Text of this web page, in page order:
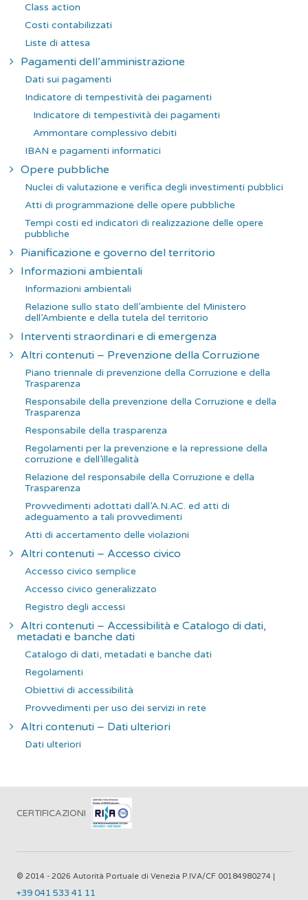
Class action
Costi contabilizzati
Liste di attesa
Pagamenti dell’amministrazione
Dati sui pagamenti
Indicatore di tempestività dei pagamenti
Indicatore di tempestività dei pagamenti
Ammontare complessivo debiti
IBAN e pagamenti informatici
Opere pubbliche
Nuclei di valutazione e verifica degli investimenti pubblici
Atti di programmazione delle opere pubbliche
Tempi costi ed indicatori di realizzazione delle opere
pubbliche
Pianificazione e governo del territorio
Informazioni ambientali
Informazioni ambientali
Relazione sullo stato dell’ambiente del Ministero
dell’Ambiente e della tutela del territorio
Interventi straordinari e di emergenza
Altri contenuti – Prevenzione della Corruzione
Piano triennale di prevenzione della Corruzione e della
Trasparenza
Responsabile della prevenzione della Corruzione e della
Trasparenza
Responsabile della trasparenza
Regolamenti per la prevenzione e la repressione della
corruzione e dell’illegalità
Relazione del responsabile della Corruzione e della
Trasparenza
Provvedimenti adottati dall’A.N.AC. ed atti di
adeguamento a tali provvedimenti
Atti di accertamento delle violazioni
Altri contenuti – Accesso civico
Accesso civico semplice
Accesso civico generalizzato
Registro degli accessi
Altri contenuti – Accessibilità e Catalogo di dati,
metadati e banche dati
Catalogo di dati, metadati e banche dati
Regolamenti
Obiettivi di accessibilità
Provvedimenti per uso dei servizi in rete
Altri contenuti – Dati ulteriori
Dati ulteriori
CERTIFICAZIONI
© 2014 - 2026 Autorità Portuale di Venezia P.IVA/CF 00184980274 |
+39 041 533 41 11